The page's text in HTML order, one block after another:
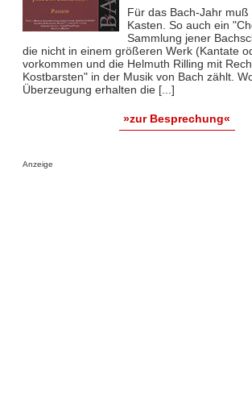
Für das Bach-Jahr muß
Kasten. So auch ein
Sammlung jener
die nicht in einem größeren Werk (Kantate
vorkommen und die Helmuth Rilling mit
Kostbarsten" in der Musik von Bach zählt.
Überzeugung erhalten die [...]
»zur Besprechung«
Anzeige